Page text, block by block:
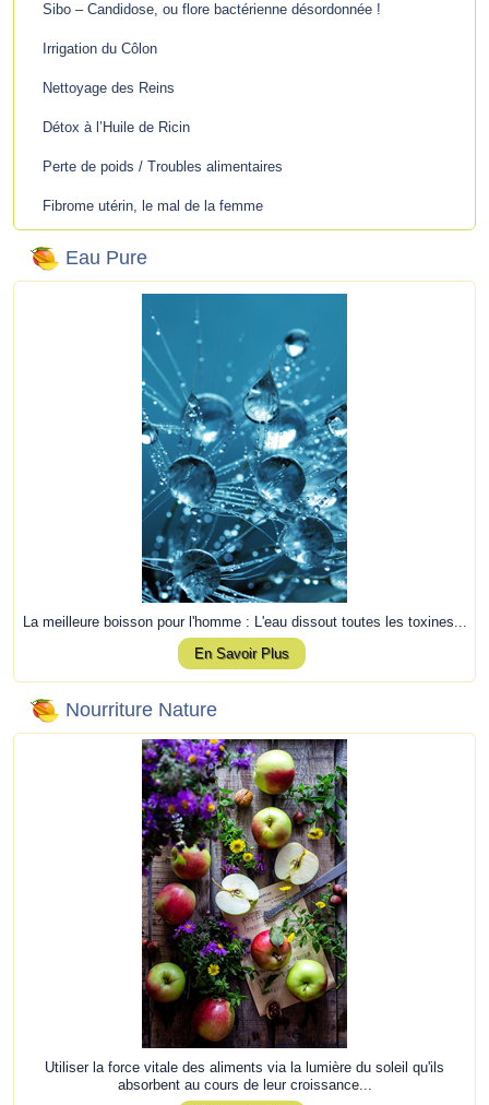
Sibo – Candidose, ou flore bactérienne désordonnée !
Irrigation du Côlon
Nettoyage des Reins
Détox à l’Huile de Ricin
Perte de poids / Troubles alimentaires
Fibrome utérin, le mal de la femme
Eau Pure
La meilleure boisson pour l'homme : L'eau dissout toutes les toxines...
En Savoir Plus
Nourriture Nature
Utiliser la force vitale des aliments via la lumière du soleil qu'ils
absorbent au cours de leur croissance...